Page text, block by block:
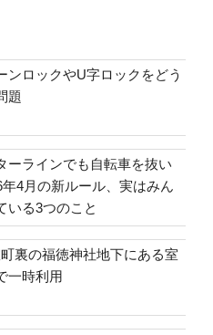
ンロックやU字ロックをどう
題
ーラインでも自転車を抜い
4月の新ルール、実はみん
いる3つのこと
裏の福徳神社地下にある室
一時利用